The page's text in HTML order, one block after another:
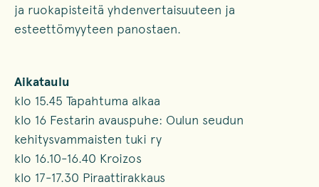
ja ruokapisteitä yhdenvertaisuuteen ja
esteettömyyteen panostaen.
Aikataulu
klo 15.45 Tapahtuma alkaa
klo 16 Festarin avauspuhe: Oulun seudun
kehitysvammaisten tuki ry
klo 16.10-16.40 Kroizos
klo 17-17.30 Piraattirakkaus